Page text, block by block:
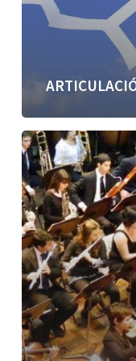
Activar
la
Inteligencia
Colectiva